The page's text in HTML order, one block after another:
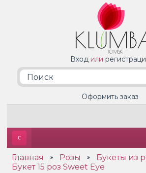
Вход или
Оформить заказ
Главная » Розы » Букеты из
Букет 15 роз Sweet Eye